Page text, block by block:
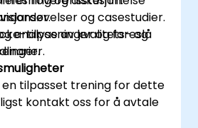
tilpasninger og foreslå
og casestudier.
analyse av kvalitets- og
en tilpasset trening for dette
kontakt oss for å avtale